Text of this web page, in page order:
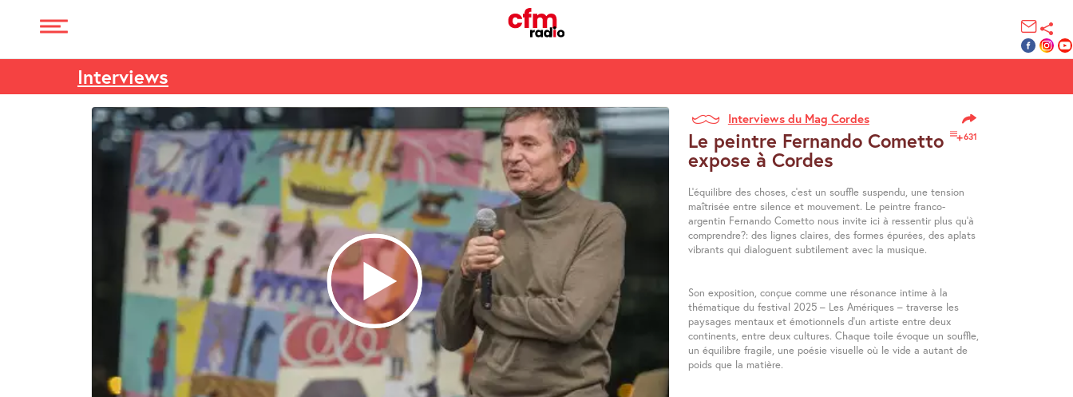
Interviews
Interviews du Mag Cordes
631
Le peintre Fernando Cometto
expose à Cordes
L’équilibre des choses, c’est un souffle suspendu, une tension
maîtrisée entre silence et mouvement. Le peintre franco-
argentin Fernando Cometto nous invite ici à ressentir plus qu’à
comprendre?: des lignes claires, des formes épurées, des aplats
vibrants qui dialoguent subtilement avec la musique.
Son exposition, conçue comme une résonance intime à la
thématique du festival 2025 – Les Amériques – traverse les
paysages mentaux et émotionnels d’un artiste entre deux
continents, entre deux cultures. Chaque toile évoque un souffle,
un équilibre fragile, une poésie visuelle où le vide a autant de
poids que la matière.